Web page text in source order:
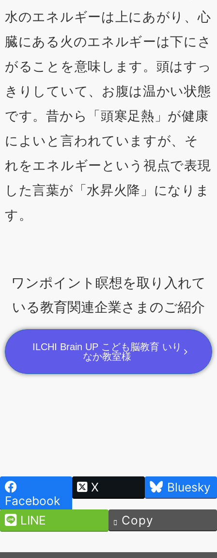
水のエネルギーは上にあがり、心
臓にある火のエネルギーは下にさ
がることを意味します。頭はすっ
きりしていて、お腹は温かい状態
です。昔から「頭寒足熱」が健康
によいと言われていますが、そ
れをエネルギーという視点で表現
した言葉が「水昇火降」になりま
す。
ワンポイント瞑想を取り入れて
いる教育関連企業さまのご紹介
ILCHI Brain UP こども脳教育 いり
なか教室様
Facebook
X Bluesky
LINE Copy